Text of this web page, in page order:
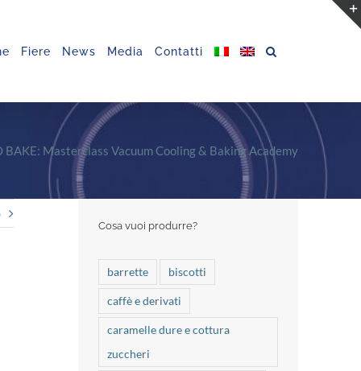
Fiere News Media Contatti
BAKE: Masterclass Vacuum Cooling & Baking Academy
Cosa vuoi produrre?
barrette biscotti
caffè e derivati
caramelle dure e cottura
zuccheri